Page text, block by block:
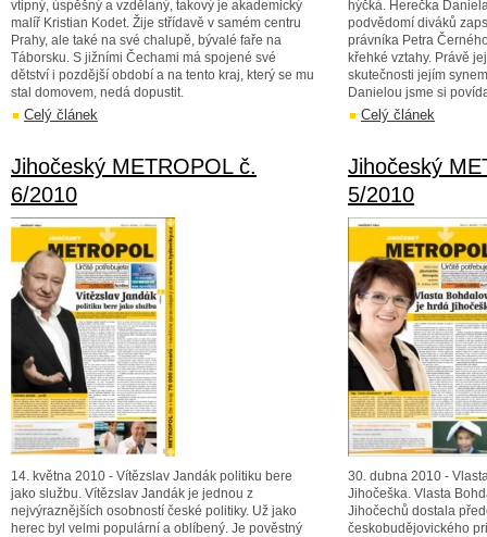
vtipný, úspěšný a vzdělaný, takový je akademický
malíř Kristian Kodet. Žije střídavě v samém centru
Prahy, ale také na své chalupě, bývalé faře na
Táborsku. S jižními Čechami má spojené své
dětství i pozdější období a na tento kraj, který se mu
stal domovem, nedá dopustit.
Celý článek
hýčká. Herečka
podvědomí diváků
právníka Petra
křehké vztahy. Právě
skutečnosti jejím
Danielou jsme si
Celý článek
Jihočeský METROPOL č.
6/2010
14. května 2010 - Vítězslav Jandák politiku bere
jako službu. Vítězslav Jandák je jednou z
nejvýraznějších osobností české politiky. Už jako
herec byl velmi populární a oblíbený. Je pověstný
Jihočeský
5/2010
30. dubna 2010 -
Jihočeška. Vlasta
Jihočechů dostala
českobudějovického